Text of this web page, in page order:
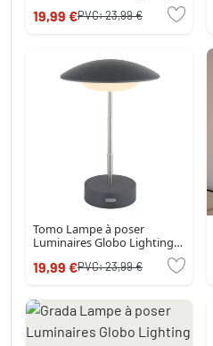
19,99 €PVC:23,99 €
Tomo Lampe à poser
Luminaires Globo Lighting
19,99 €PVC:23,99 €